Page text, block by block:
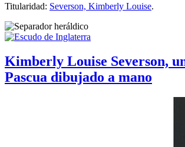
Titularidad: Severson, Kimberly Louise.
Kimberly Louise Severson,
Pascua dibujado a mano